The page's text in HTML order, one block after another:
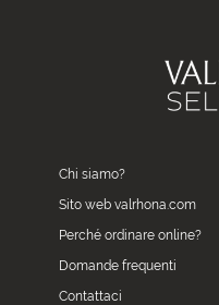
Chi siamo?
Sito web valrhona.com
Perché ordinare online?
Domande frequenti
Contattaci